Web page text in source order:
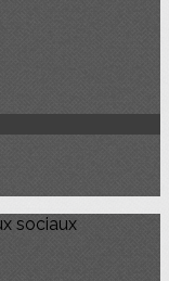
sociaux